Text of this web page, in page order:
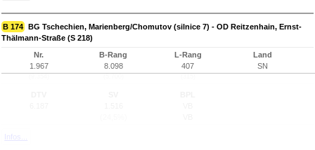
B 174 BG Tschechien, Marienberg/Chomutov (silnice 7) - OD Reitzenhain, Ernst-
Thälmann-Straße (S 218)
Nr.
1.967
B-Rang
8.098
L-Rang
407
Land
SN
Infos...